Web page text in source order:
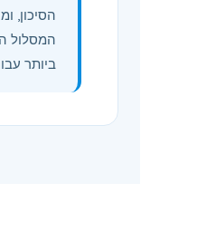
הסיכון,
המסלול
ביותר